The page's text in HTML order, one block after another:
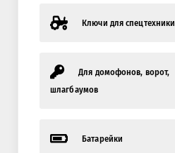
Ключи для спецтехники
Для домофонов, ворот,
шлагбаумов
Батарейки